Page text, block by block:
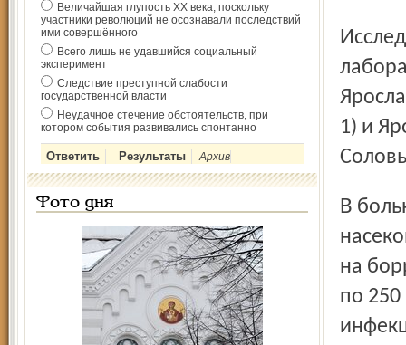
Величайшая глупость ХХ века, поскольку
участники революций не осознавали последствий
ими совершённого
Всего лишь не удавшийся социальный
эксперимент
Следствие преступной слабости
государственной власти
Неудачное стечение обстоятельств, при
котором события развивались спонтанно
Архив
Фото дня
Исследовать паразита на наличие инфекций можно в
1) и
В больнице имени Соловьёва стоимость исследования
на
по 250